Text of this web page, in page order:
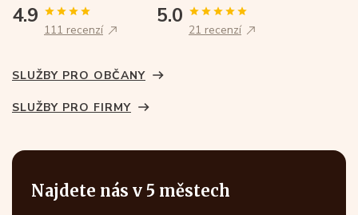
4.9
111 recenzí
5.0
21 recenzí
SLUŽBY PRO OBČANY
SLUŽBY PRO FIRMY
Najdete nás v 5 městech